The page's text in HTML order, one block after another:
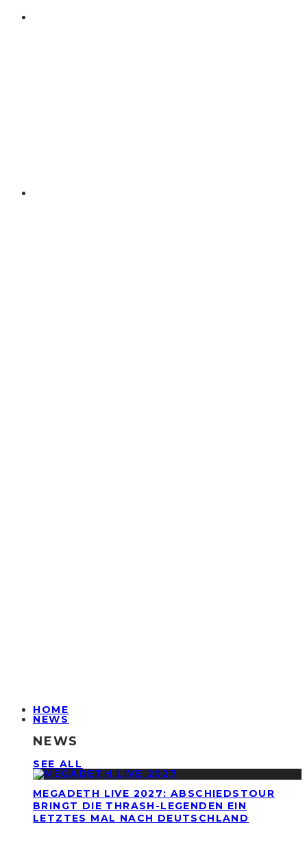
HOME
NEWS
NEWS
SEE ALL
MEGADETH LIVE 2027: ABSCHIEDSTOUR
BRINGT DIE THRASH-LEGENDEN EIN
LETZTES MAL NACH DEUTSCHLAND